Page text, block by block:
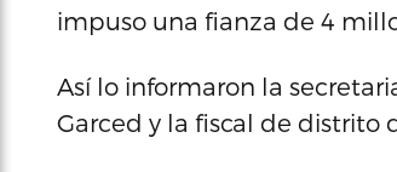
impuso una fianza de 4
Así lo informaron la
Garced y la fiscal de distrito